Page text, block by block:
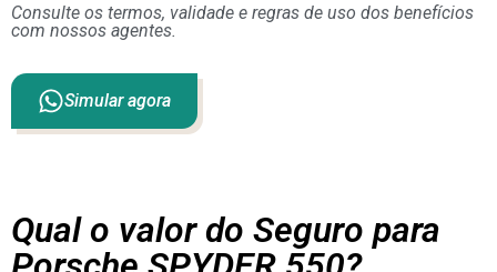
Consulte os termos, validade e regras de uso dos benefícios
com nossos agentes.
Simular agora
Qual o valor do Seguro para